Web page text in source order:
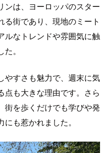
ンは、ヨーロッパのスター
る街であり、現地のミート
ルなトレンドや雰囲気に触
。
やすさも魅力で、週末に気
点も大きな理由です。さら
街を歩くだけでも学びや発
も惹かれました。